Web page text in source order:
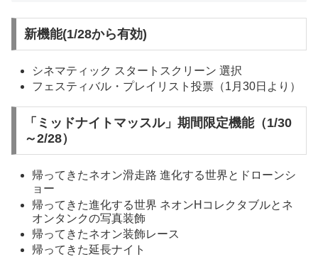
新機能(1/28から有効)
シネマティック スタートスクリーン 選択
フェスティバル・プレイリスト投票（1月30日より）
「ミッドナイトマッスル」期間限定機能（1/30
～2/28）
帰ってきたネオン滑走路 進化する世界とドローンシ
ョー
帰ってきた進化する世界 ネオンHコレクタブルとネ
オンタンクの写真装飾
帰ってきたネオン装飾レース
帰ってきた延長ナイト